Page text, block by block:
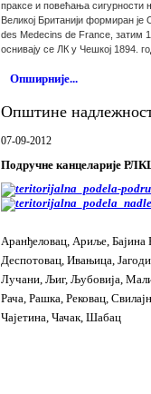
праксе и повећања
Великој Британији формиран
des Medecins de France, затим
оснивају се ЛК у Чешкој 1894.
Опширније...
Општине
07-09-2012
Подручне канцеларије
Аранђеловац, Ариље,
Деспотовац, Ивањица,
Лучани, Љиг, Љубовија,
Рача, Рашка, Рековац,
Чајетина, Чачак, Шабац